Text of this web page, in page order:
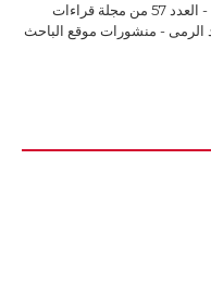
Mme Malika ZITOUNY - العدد 57 من مجلة قراءات
الرمى - منشورات موقع الباحث